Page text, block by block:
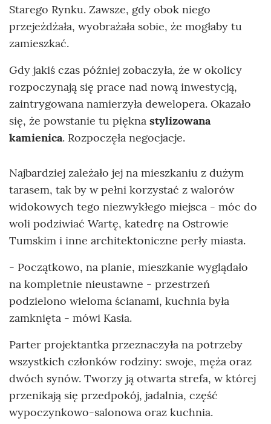
Starego Rynku. Zawsze, gdy obok niego
przejeżdżała, wyobrażała sobie, że mogłaby tu
zamieszkać.
Gdy jakiś czas później zobaczyła, że w okolicy
rozpoczynają się prace nad nową inwestycją,
zaintrygowana namierzyła dewelopera. Okazało
się, że powstanie tu piękna stylizowana
kamienica. Rozpoczęła negocjacje.
Najbardziej zależało jej na mieszkaniu z dużym
tarasem, tak by w pełni korzystać z walorów
widokowych tego niezwykłego miejsca - móc do
woli podziwiać Wartę, katedrę na Ostrowie
Tumskim i inne architektoniczne perły miasta.
- Początkowo, na planie, mieszkanie wyglądało
na kompletnie nieustawne - przestrzeń
podzielono wieloma ścianami, kuchnia była
zamknięta - mówi Kasia.
Parter projektantka przeznaczyła na potrzeby
wszystkich członków rodziny: swoje, męża oraz
dwóch synów. Tworzy ją otwarta strefa, w której
przenikają się przedpokój, jadalnia, część
wypoczynkowo-salonowa oraz kuchnia.